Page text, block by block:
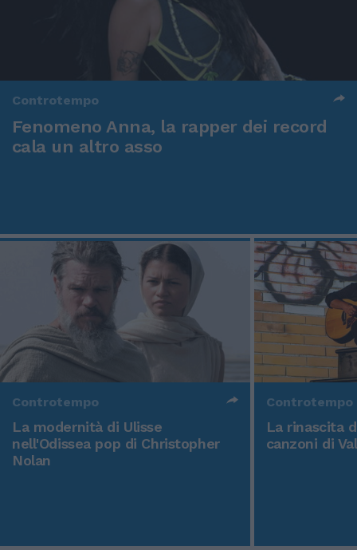
Controtempo
Fenomeno Anna, la rapper dei record
cala un altro asso
Controtempo
La modernità di Ulisse
nell'Odissea pop di Christopher
Nolan
Controtempo
La rinascita
canzoni di